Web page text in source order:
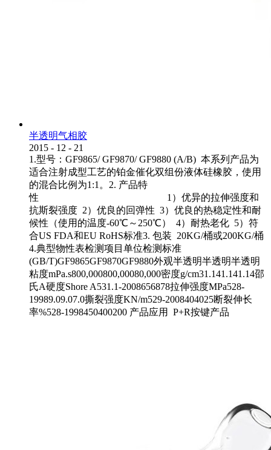
半透明气相胶
2015 - 12 - 21
1.型号：GF9865/ GF9870/ GF9880 (A/B) 本系列产品为
适合注射成型工艺的铂金催化双组份液体硅橡胶，使用
的混合比例为1:1。2. 产品特
性 1）优异的拉伸强度和
抗斯裂强度 2）优良的回弹性 3）优良的热稳定性和耐
候性（使用的温度-60℃～250℃） 4）耐热老化 5）符
合US FDA和EU RoHS标准3. 包装 20KG/桶或200KG/桶
4.典型物性表检测项目单位检测标准
(GB/T)GF9865GF9870GF9880外观半透明半透明半透明
粘度mPa.s800,000800,00080,000密度g/cm31.141.141.14邵
氏A硬度Shore A531.1-2008656878拉伸强度MPa528-
19989.09.07.0撕裂强度KN/m529-2008404025断裂伸长
率%528-1998450400200 产品应用 P+R按键产品